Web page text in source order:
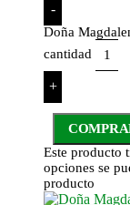
-
Doña
cantidad
+
Este producto
opciones se
producto